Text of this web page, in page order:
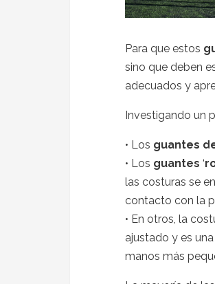
Para que estos
sino que deben
adecuados y
Investigando un
• Los guantes
• Los guantes ‘
las costuras se
contacto con la
• En otros, la
ajustado y es
manos más